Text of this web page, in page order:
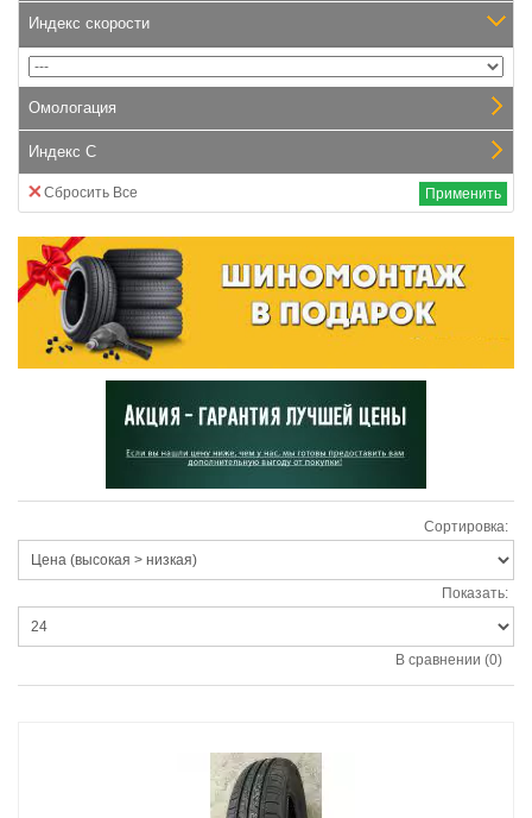
Индекс скорости
Омологация
Индекс С
Сбросить Все Применить
Сортировка:
Показать:
В сравнении (0)